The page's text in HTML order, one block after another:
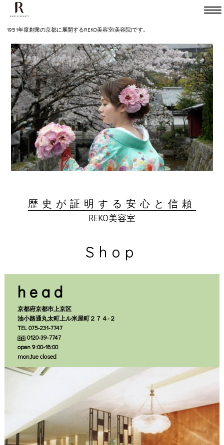
1951年度創業の京都に展開するREKO美容室(美容院)です。
Head
TEL075-231-7747
Kitaooji
TEL075-491-2050
mokara bridal etc.
TEL075-366-5880
HOME
SALON
Head office
Kitaoojie
mokara bridal etc.
MENU
Kitaoojie
mokara bridal etc.
ORIGINALITY
BLOG
NEWS
PRODUCT
NAIL & EYELASH
BRIDAL & ESTHETICS
COUPON
COMPANY
EVENT
YUKATA
歴史が証明する安心と信頼
REKO美容室
Shop
head
京都府京都市上京区
油小路通丸太町上ル米屋町２７４‐２
TEL 075‐231‐7747
0120‐39‐7747
open 9:00-18:00
mon,tue closed